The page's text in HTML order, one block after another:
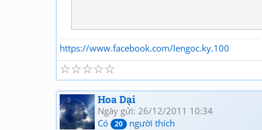
https://www.facebook.com/lengoc.ky.100
☆
☆
☆
☆
☆
Hoa Dại
Ngày gửi: 26/12/2011 10:34
Có
20 người thích